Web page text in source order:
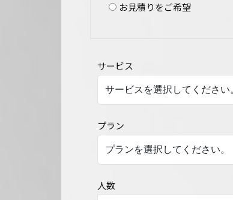
お見積りをご希望
サービス
プラン
人数